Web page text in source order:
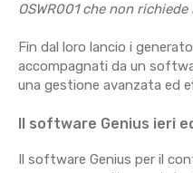
OSWR001 che non
Fin dal loro lancio i
accompagnati da un
una gestione avanzata ed
Il software Genius ieri
Il software Genius per il